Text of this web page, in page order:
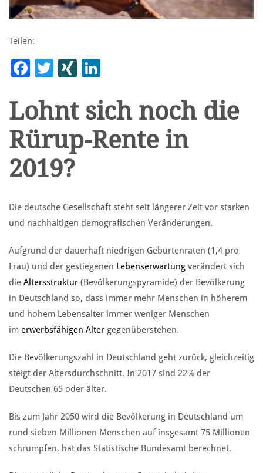
Teilen:
Facebook
Twitter
XING
Lohnt sich noch die
Rürup-Rente in
2019?
Die deutsche Gesellschaft steht seit längerer Zeit vor starken
und nachhaltigen demografischen Veränderungen.
Aufgrund der dauerhaft niedrigen Geburtenraten (1,4 pro
Frau) und der gestiegenen Lebenserwartung verändert sich
die Altersstruktur (Bevölkerungspyramide) der Bevölkerung
in Deutschland so, dass immer mehr Menschen in höherem
und hohem Lebensalter immer weniger Menschen
im erwerbsfähigen Alter gegenüberstehen.
Die Bevölkerungszahl in Deutschland geht zurück, gleichzeitig
steigt der Altersdurchschnitt. In 2017 sind 22% der
Deutschen 65 oder älter.
Bis zum Jahr 2050 wird die Bevölkerung in Deutschland um
rund sieben Millionen Menschen auf insgesamt 75 Millionen
schrumpfen, hat das Statistische Bundesamt berechnet.